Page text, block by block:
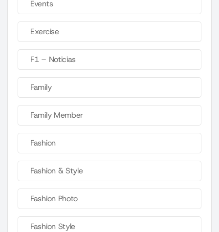
Events
Exercise
F1 – Noticias
Family
Family Member
Fashion
Fashion & Style
Fashion Photo
Fashion Style